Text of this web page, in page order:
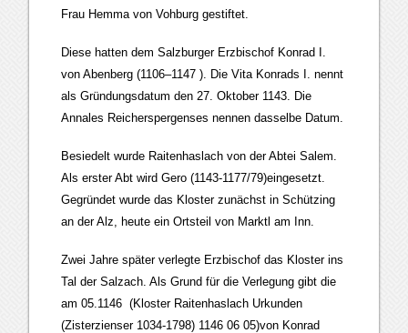
Frau Hemma von Vohburg gestiftet.
Diese hatten dem Salzburger Erzbischof Konrad I.
von Abenberg (1106–1147 ). Die Vita Konrads I. nennt
als Gründungsdatum den 27. Oktober 1143. Die
Annales Reicherspergenses nennen dasselbe Datum.
Besiedelt wurde Raitenhaslach von der Abtei Salem.
Als erster Abt wird Gero (1143-1177/79)eingesetzt.
Gegründet wurde das Kloster zunächst in Schützing
an der Alz, heute ein Ortsteil von Marktl am Inn.
Zwei Jahre später verlegte Erzbischof das Kloster ins
Tal der Salzach. Als Grund für die Verlegung gibt die
am 05.1146 (Kloster Raitenhaslach Urkunden
(Zisterzienser 1034-1798) 1146 06 05)von Konrad